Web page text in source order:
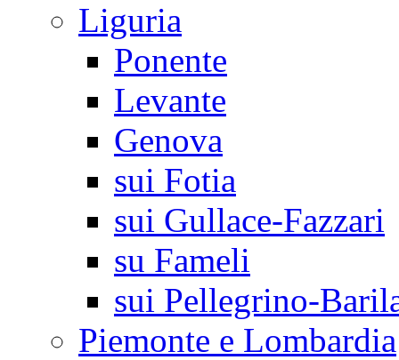
Liguria
Ponente
Levante
Genova
sui Fotia
sui Gullace-Fazzari
su Fameli
sui Pellegrino-
Piemonte e Lombardia